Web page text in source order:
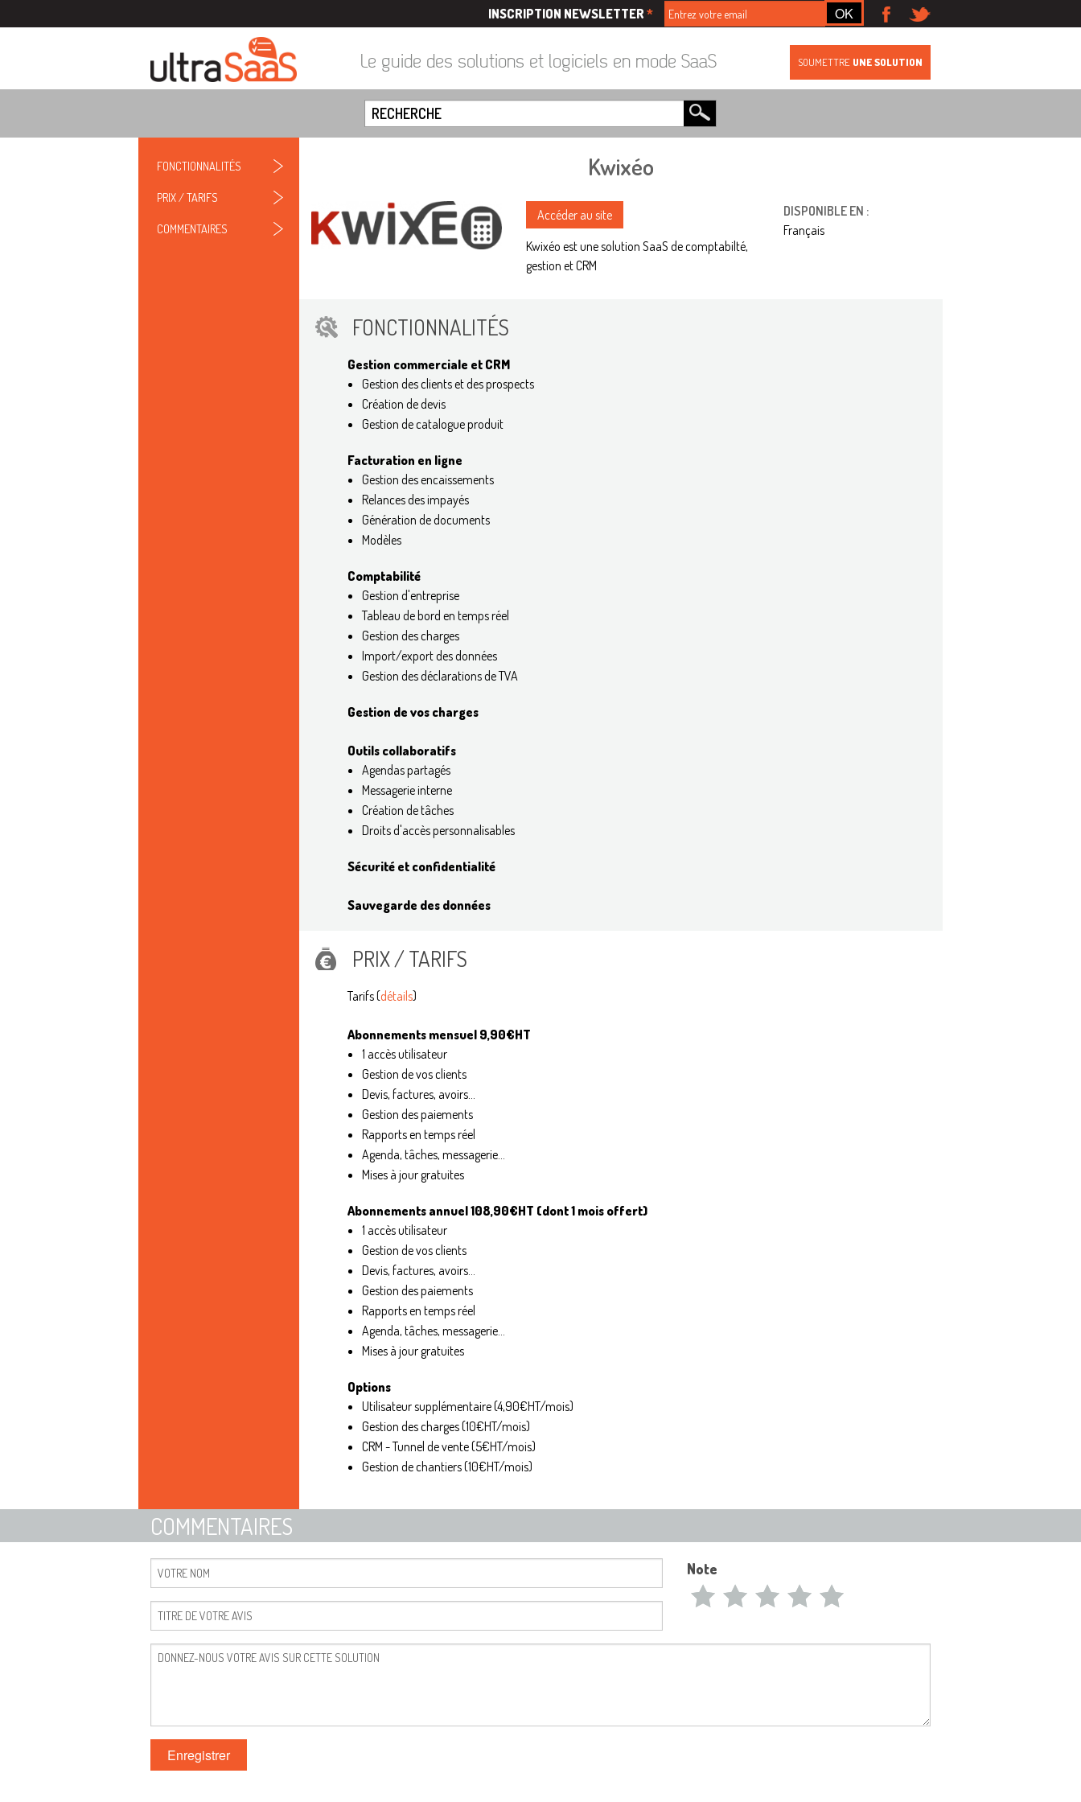
INSCRIPTION NEWSLETTER*
Le guide des solutions et logiciels en mode SaaS SOUMETTRE UNE SOLUTION
FONCTIONNALITÉS
PRIX / TARIFS
COMMENTAIRES
Kwixéo
Accéder au site
Kwixéo est une solution SaaS de comptabilté,
gestion et CRM
DISPONIBLE EN :
Français
FONCTIONNALITÉS
Gestion commerciale et CRM
Gestion des clients et des prospects
Création de devis
Gestion de catalogue produit
Facturation en ligne
Gestion des encaissements
Relances des impayés
Génération de documents
Modèles
Comptabilité
Gestion d'entreprise
Tableau de bord en temps réel
Gestion des charges
Import/export des données
Gestion des déclarations de TVA
Gestion de vos charges
Outils collaboratifs
Agendas partagés
Messagerie interne
Création de tâches
Droits d'accès personnalisables
Sécurité et confidentialité
Sauvegarde des données
PRIX / TARIFS
Tarifs (détails)
Abonnements mensuel 9,90€HT
1 accès utilisateur
Gestion de vos clients
Devis, factures, avoirs...
Gestion des paiements
Rapports en temps réel
Agenda, tâches, messagerie...
Mises à jour gratuites
Abonnements annuel 108,90€HT (dont 1 mois offert)
1 accès utilisateur
Gestion de vos clients
Devis, factures, avoirs...
Gestion des paiements
Rapports en temps réel
Agenda, tâches, messagerie...
Mises à jour gratuites
Options
Utilisateur supplémentaire (4,90€HT/mois)
Gestion des charges (10€HT/mois)
CRM - Tunnel de vente (5€HT/mois)
Gestion de chantiers (10€HT/mois)
COMMENTAIRES
Note